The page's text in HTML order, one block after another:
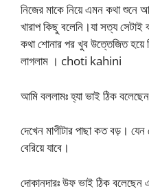
নিজের মাকে নিয়ে এমন কথা শুনে
খারাপ কিছু বলেনি।যা সত্য
কথা শোনার পর খুব উত্তেজিত হয়ে
লাগলাম । choti kahini
আমি বললামঃ হ্যা ভাই ঠিক
দেখেন মাগীটার পাছা কত বড়।
বেরিয়ে যাবে।
দোকানদারঃ উফ ভাই ঠিক বলেছেন